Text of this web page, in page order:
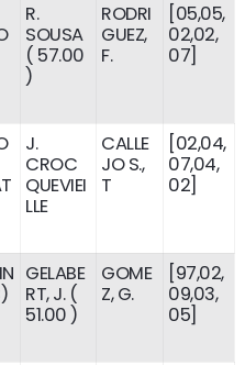
R.
SOUSA
( 57.00
)
RODRI
GUEZ,
F.
[05,05,
02,02,
07]
J.
CROC
QUEVIEI
LLE
CALLE
JO S.,
T
[02,04,
07,04,
02]
GELABE
RT, J. (
51.00 )
GOME
Z, G.
[97,02,
09,03,
05]